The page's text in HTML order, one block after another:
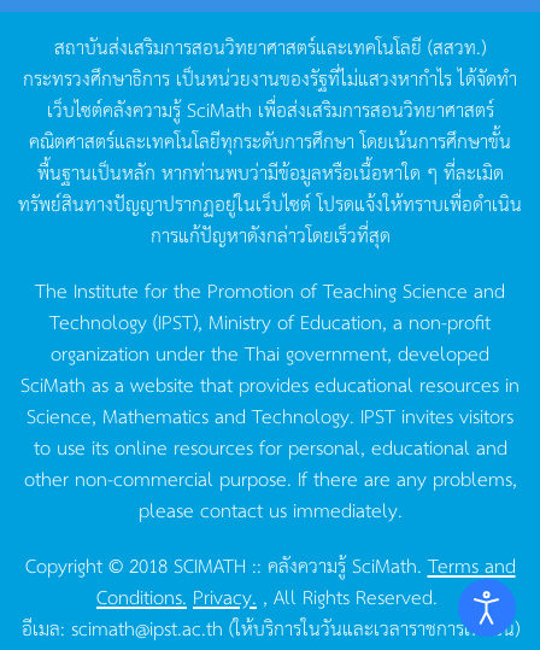
สถาบันส่งเสริมการสอนวิทยาศาสตร์และเทคโนโลยี (สสวท.)
กระทรวงศึกษาธิการ เป็นหน่วยงานของรัฐที่ไม่แสวงหากำไรได้จัดทำ
เว็บไซต์คลังความรู้SciMath เพื่อส่งเสริมการสอนวิทยาศาสตร์
คณิตศาสตร์และเทคโนโลยีทุกระดับการศึกษา โดยเน้นการศึกษาขั้น
พื้นฐานเป็นหลัก หากท่านพบว่ามีข้อมูลหรือเนื้อหาใด ๆ ที่ละเมิด
ทรัพย์สินทางปัญญาปรากฏอยู่ในเว็บไซต์โปรดแจ้งให้ทราบเพื่อดำเนิน
การแก้ปัญหาดังกล่าวโดยเร็วที่สุด
The Institute for the Promotion of Teaching Science and
Technology (IPST), Ministry of Education, a non-profit
organization under the Thai government, developed
SciMath as a website that provides educational resources in
Science, Mathematics and Technology. IPST invites visitors
to use its online resources for personal, educational and
other non-commercial purpose. If there are any problems,
please contact us immediately.
Copyright © 2018 SCIMATH :: คลังความรู้ SciMath.Terms and
Conditions. Privacy. , All Rights Reserved.
อีเมล: scimath@ipst.ac.th (ให้บริการในวันและเวลาราชการเท่านั้น)